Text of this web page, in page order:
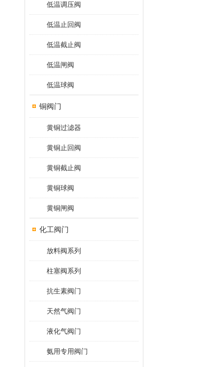
低温调压阀
低温止回阀
低温截止阀
低温闸阀
低温球阀
铜阀门
黄铜过滤器
黄铜止回阀
黄铜截止阀
黄铜球阀
黄铜闸阀
化工阀门
放料阀系列
柱塞阀系列
抗生素阀门
天然气阀门
液化气阀门
氨用专用阀门